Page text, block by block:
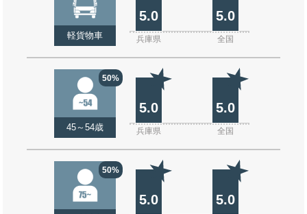
軽貨物車
5.0 5.0
兵庫県 全国
50%
45～54歳
5.0 5.0
兵庫県 全国
50%
5.0 5.0